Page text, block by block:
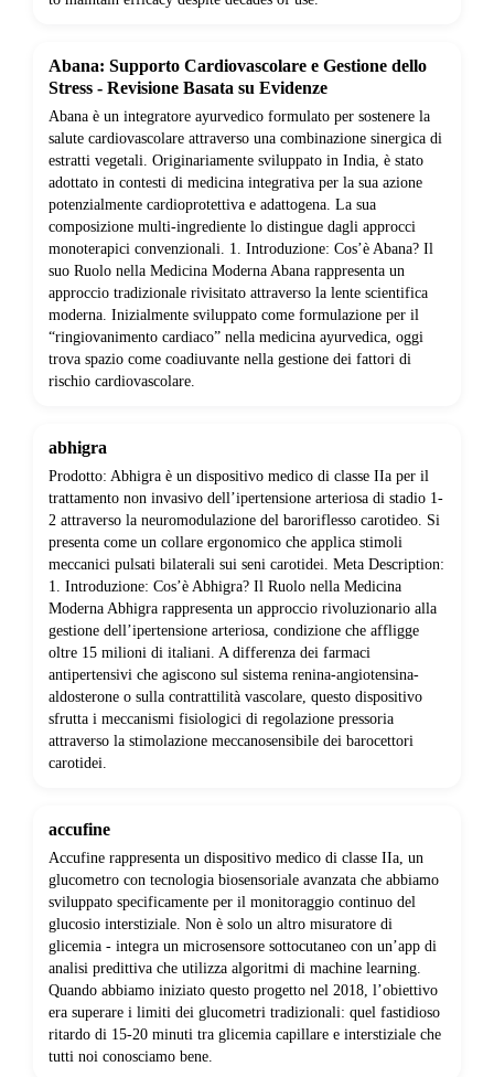
Abana: Supporto Cardiovascolare e Gestione dello
Stress - Revisione Basata su Evidenze
Abana è un integratore ayurvedico formulato per sostenere la
salute cardiovascolare attraverso una combinazione sinergica di
estratti vegetali. Originariamente sviluppato in India, è stato
adottato in contesti di medicina integrativa per la sua azione
potenzialmente cardioprotettiva e adattogena. La sua
composizione multi-ingrediente lo distingue dagli approcci
monoterapici convenzionali. 1. Introduzione: Cos’è Abana? Il
suo Ruolo nella Medicina Moderna Abana rappresenta un
approccio tradizionale rivisitato attraverso la lente scientifica
moderna. Inizialmente sviluppato come formulazione per il
“ringiovanimento cardiaco” nella medicina ayurvedica, oggi
trova spazio come coadiuvante nella gestione dei fattori di
rischio cardiovascolare.
abhigra
Prodotto: Abhigra è un dispositivo medico di classe IIa per il
trattamento non invasivo dell’ipertensione arteriosa di stadio 1-
2 attraverso la neuromodulazione del baroriflesso carotideo. Si
presenta come un collare ergonomico che applica stimoli
meccanici pulsati bilaterali sui seni carotidei. Meta Description:
1. Introduzione: Cos’è Abhigra? Il Ruolo nella Medicina
Moderna Abhigra rappresenta un approccio rivoluzionario alla
gestione dell’ipertensione arteriosa, condizione che affligge
oltre 15 milioni di italiani. A differenza dei farmaci
antipertensivi che agiscono sul sistema renina-angiotensina-
aldosterone o sulla contrattilità vascolare, questo dispositivo
sfrutta i meccanismi fisiologici di regolazione pressoria
attraverso la stimolazione meccanosensibile dei barocettori
carotidei.
accufine
Accufine rappresenta un dispositivo medico di classe IIa, un
glucometro con tecnologia biosensoriale avanzata che abbiamo
sviluppato specificamente per il monitoraggio continuo del
glucosio interstiziale. Non è solo un altro misuratore di
glicemia - integra un microsensore sottocutaneo con un’app di
analisi predittiva che utilizza algoritmi di machine learning.
Quando abbiamo iniziato questo progetto nel 2018, l’obiettivo
era superare i limiti dei glucometri tradizionali: quel fastidioso
ritardo di 15-20 minuti tra glicemia capillare e interstiziale che
tutti noi conosciamo bene.